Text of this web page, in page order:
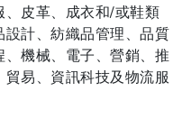
、皮革、成衣和/或鞋類
設計、紡織品管理、品質
、機械、電子、營銷、推
貿易、資訊科技及物流服